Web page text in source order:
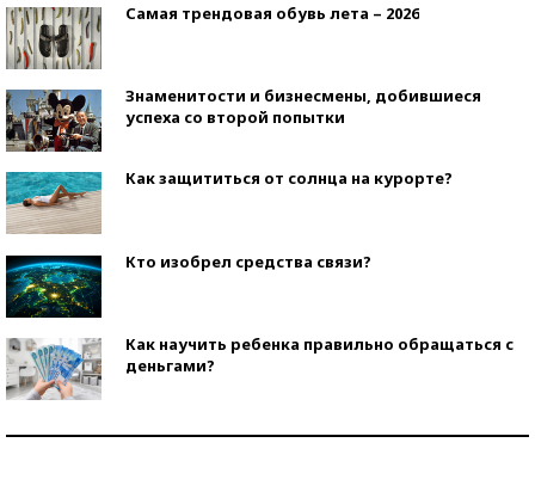
Самая трендовая обувь лета – 2026
Знаменитости и бизнесмены, добившиеся
успеха со второй попытки
Как защититься от солнца на курорте?
Кто изобрел средства связи?
Как научить ребенка правильно обращаться с
деньгами?